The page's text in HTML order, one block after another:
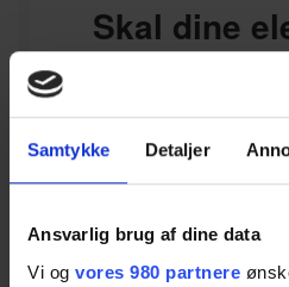
Samtykke Detaljer
Ansvarlig brug af dine data
Vi og vores 980 partnere
Skal dine
udfolde
Så skal du tilmelde
Det koster kun 250,00 kr. pr elev,
Programmet for morgenmødet ser
06.45
Morgenbasser og